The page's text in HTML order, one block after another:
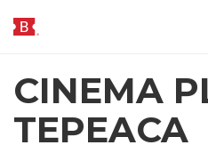
CINEMA
TEPEACA